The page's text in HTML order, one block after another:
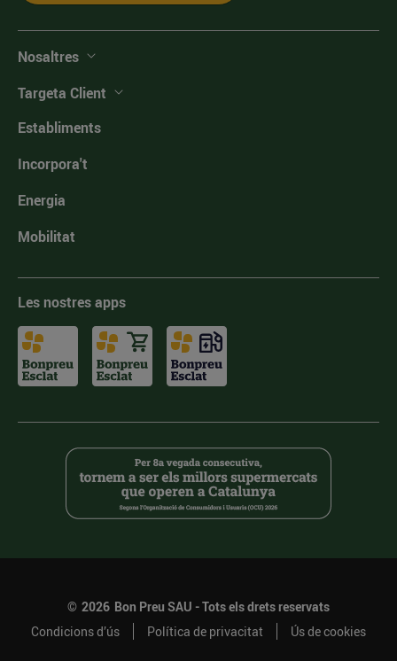
Nosaltres
Targeta Client
Establiments
Incorpora't
Energia
Mobilitat
Les nostres apps
© 2026 Bon Preu SAU - Tots els drets reservats
Condicions d’ús
Política de privacitat Ús de cookies